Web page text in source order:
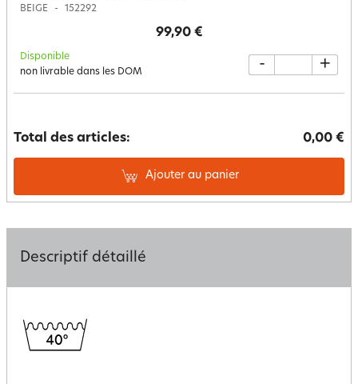
BEIGE 152292
99,90 €
Disponible
non livrable dans les DOM
- +
Total des articles: 0,00 €
Ajouter au panier
Descriptif détaillé